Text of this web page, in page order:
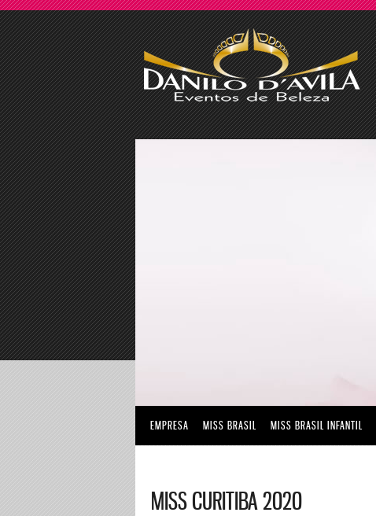
EMPRESA MISS BRASIL MISS BRASIL INFANTIL
MISS CURITIBA 2020